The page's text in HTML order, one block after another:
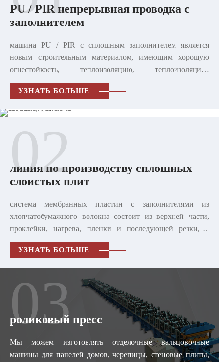
PU / PIR непрерывная проводка с
заполнителем
машина PU / PIR с сплошным заполнителем является
новым строительным материалом, имеющим хорошую
огнестойкость, теплоизоляцию, теплоизоляцию,
звукоизоляцию, водонепроницаемость, легкость, охрану
окружающей среды и т.д.
УЗНАТЬ БОЛЬШЕ
02
линия по производству сплошных
слоистых плит
система мембранных пластин с заполнителями из
хлопчатобумажного волокна состоит из верхней части,
проклейки, нагрева, пленки и последующей резки, и
целлюлоза контролируется PLC.эта производственная
линия может производить один ломтик гофрированной
УЗНАТЬ БОЛЬШЕ
03
роликовый пресс
Мы можем изготовлять отделочные вальцовочные
машины для панелей домов, черепицы, стеновые плиты,